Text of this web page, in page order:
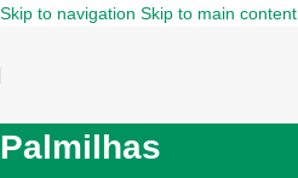
Skip to navigation Skip to main content
Palmilhas